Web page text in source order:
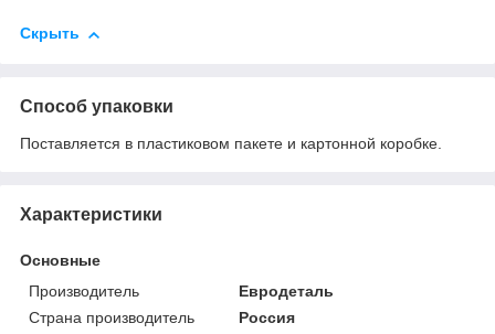
Скрыть
Способ упаковки
Поставляется в пластиковом пакете и картонной коробке.
Характеристики
Основные
Производитель
Евродеталь
Страна производитель
Россия